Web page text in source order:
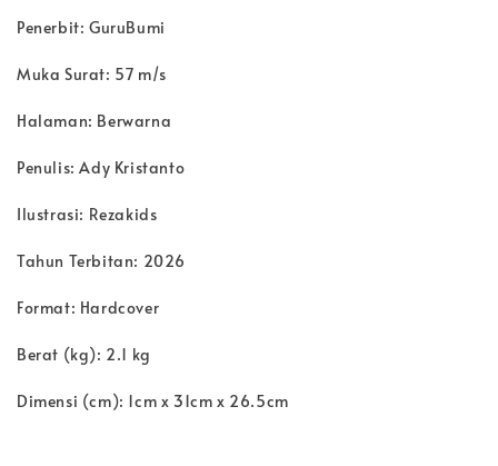
Penerbit: GuruBumi
Muka Surat: 57 m/s
Halaman: Berwarna
Penulis: Ady Kristanto
Ilustrasi: Rezakids
Tahun Terbitan: 2026
Format: Hardcover
Berat (kg): 2.1 kg
Dimensi (cm): 1cm x 31cm x 26.5cm